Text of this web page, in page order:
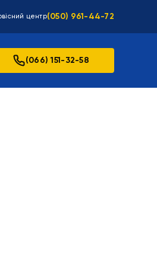
центр(050) 961-44-72
(066) 151-32-58